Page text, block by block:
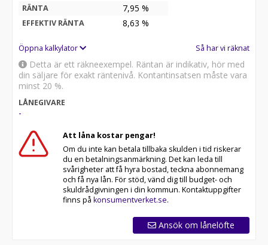
RÄNTA 7,95 %
EFFEKTIV RÄNTA 8,63 %
Öppna kalkylator Så har vi räknat
Detta är ett räkneexempel. Räntan är indikativ, hör med
din säljare för exakt räntenivå. Kontantinsatsen måste vara
minst 20 %.
LÅNEGIVARE
-
Att låna kostar pengar!
Om du inte kan betala tillbaka skulden i tid riskerar
du en betalningsanmärkning. Det kan leda till
svårigheter att få hyra bostad, teckna abonnemang
och få nya lån. För stöd, vänd dig till budget- och
skuldrådgivningen i din kommun. Kontaktuppgifter
finns på konsumentverket.se.
Ansök om lånelöfte